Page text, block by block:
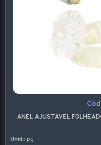
ANEL AJUSTÁVEL
Unid.: pç